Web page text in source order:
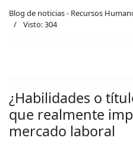
Blog de noticias - Recursos
Visto: 304
¿Habilidades o
que realmente
mercado laboral